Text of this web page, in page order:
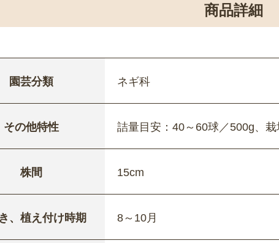
商品詳細
園芸分類 ネギ科
その他特性 詰量目安：40～60球／500g、
株間 15cm
、植え付け時期 8～10月